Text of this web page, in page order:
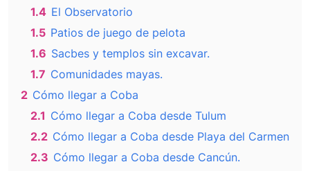
1.4 El Observatorio
1.5 Patios de juego de pelota
1.6 Sacbes y templos sin excavar.
1.7 Comunidades mayas.
2 Cómo llegar a Coba
2.1 Cómo llegar a Coba desde Tulum
2.2 Cómo llegar a Coba desde Playa del Carmen
2.3 Cómo llegar a Coba desde Cancún.